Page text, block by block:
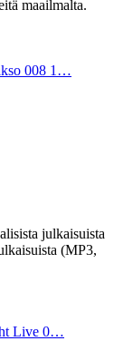
maailmalta.
008 1…
julkaisuista
(MP3,
Live 0…